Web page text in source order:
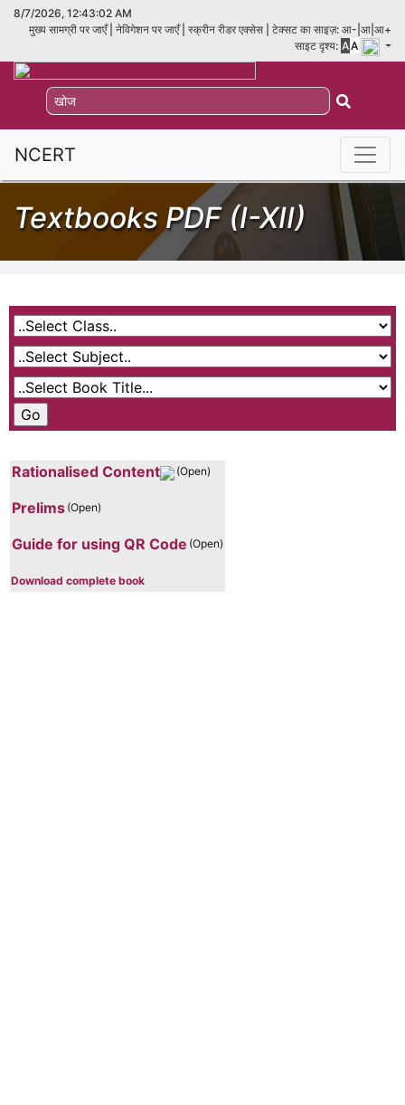
8/7/2026, 12:43:02 AM
मुख्य सामग्री पर जाएँ | नेविगेशन पर जाएँ | स्क्रीन रीडर एक्सेस | टेक्सट का साइज़: आ- आ| आ+
साइट दृश्य: AA
NCERT
Textbooks PDF (I-XII)
Rationalised Content (Open)
Prelims (Open)
Guide for using QR Code (Open)
Download complete book